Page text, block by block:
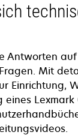
Antworten
Mit
Einrichtung,
eines Lexmark